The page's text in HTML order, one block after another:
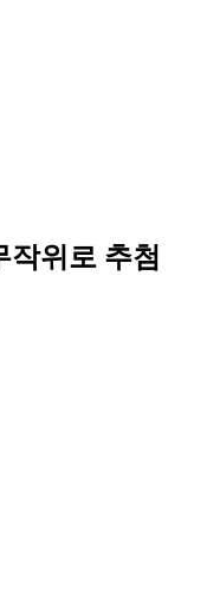
위로 추첨